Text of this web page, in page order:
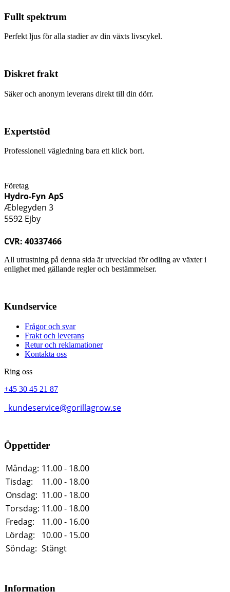
Fullt spektrum
Perfekt ljus för alla stadier av din växts livscykel.
Diskret frakt
Säker och anonym leverans direkt till din dörr.
Expertstöd
Professionell vägledning bara ett klick bort.
Företag
Hydro-Fyn ApS
Æblegyden 3
5592 Ejby
CVR: 40337466
All utrustning på denna sida är utvecklad för odling av växter i
enlighet med gällande regler och bestämmelser.
Kundservice
Frågor och svar
Frakt och leverans
Retur och reklamationer
Kontakta oss
Ring oss
+45 30 45 21 87
kundeservice@gorillagrow.se
Öppettider
Måndag: 11.00 - 18.00
Tisdag:
11.00 - 18.00
Onsdag: 11.00 - 18.00
Torsdag: 11.00 - 18.00
Fredag:
11.00 - 16.00
Lördag:
10.00 - 15.00
Söndag: Stängt
Information